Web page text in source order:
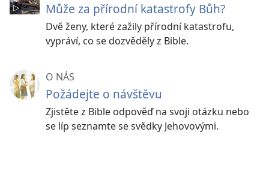
Může za přírodní katastrofy Bůh?
Dvě ženy, které zažily přírodní katastrofu,
vypráví, co se dozvěděly z Bible.
O NÁS
Požádejte o návštěvu
Zjistěte z Bible odpověď na svoji otázku nebo
se líp seznamte se svědky Jehovovými.